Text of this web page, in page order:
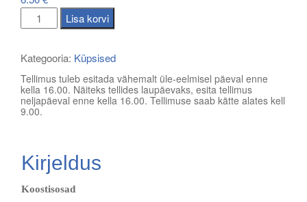
Juustuküpsis
kogus
Lisa korvi
Kategooria: Küpsised
Tellimus tuleb esitada vähemalt üle-eelmisel päeval enne
kella 16.00. Näiteks tellides laupäevaks, esita tellimus
neljapäeval enne kella 16.00. Tellimuse saab kätte alates kell
9.00.
Kirjeldus
Koostisosad